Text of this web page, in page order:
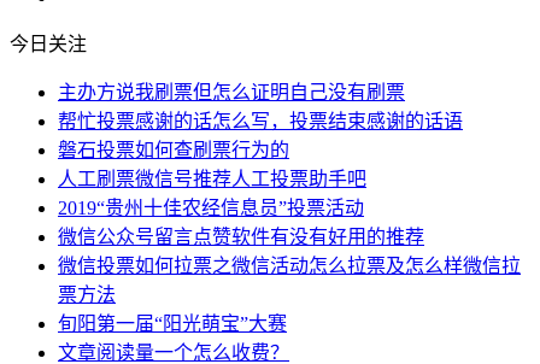
今日关注
主办方说我刷票但怎么证明自己没有刷票
帮忙投票感谢的话怎么写，投票结束感谢的话语
磐石投票如何查刷票行为的
人工刷票微信号推荐人工投票助手吧
2019“贵州十佳农经信息员”投票活动
微信公众号留言点赞软件有没有好用的推荐
微信投票如何拉票之微信活动怎么拉票及怎么样微信拉
票方法
旬阳第一届“阳光萌宝”大赛
文章阅读量一个怎么收费？